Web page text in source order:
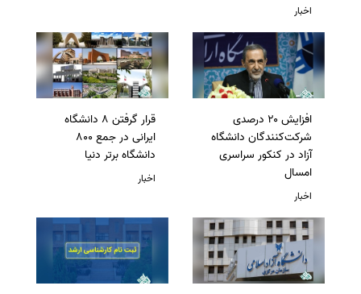
اخبار
افزایش ۲۰ درصدی
شرکت‌کنندگان دانشگاه
آزاد در کنکور سراسری
امسال
اخبار
قرار گرفتن 8 دانشگاه
ایرانی در جمع 800
دانشگاه برتر دنیا
اخبار